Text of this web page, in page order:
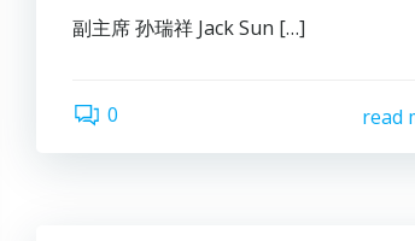
副主席 孙瑞祥 Jack Sun […]
0 read